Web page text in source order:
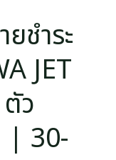
ชำระ
JET
ว
| 30-